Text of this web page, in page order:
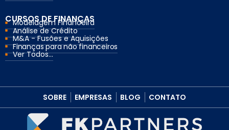
CURSOS DE FINANÇAS
Modelagem Financeira
Análise de Crédito
M&A - Fusões e Aquisições
Finanças para não financeiros
Ver Todos...
SOBRE EMPRESAS BLOG CONTATO